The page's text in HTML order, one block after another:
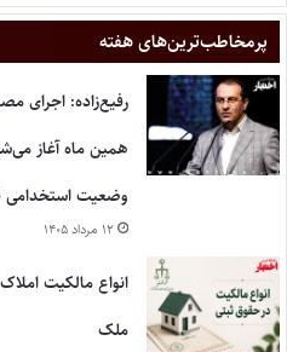
پر‌مخاطب‌ترین‌های هفته
رفیع‌زاده: اجرای
همین ماه آغاز
وضعیت استخدامی
۱۲ مرداد ۱۴۰۵
ملک